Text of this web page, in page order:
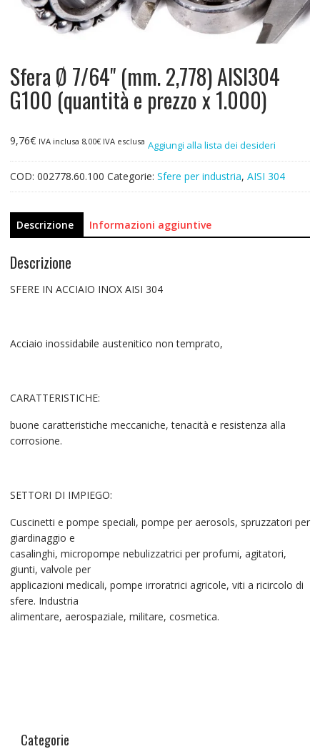
Sfera Ø 7/64" (mm. 2,778) AISI304
G100 (quantità e prezzo x 1.000)
9,76€ IVA inclusa 8,00€IVA esclusa Aggiungi alla lista dei desideri
COD: 002778.60.100 Categorie: Sfere per industria, AISI 304
Descrizione Informazioni aggiuntive
Descrizione
SFERE IN ACCIAIO INOX AISI 304
Acciaio inossidabile austenitico non temprato,
CARATTERISTICHE:
buone caratteristiche meccaniche, tenacità e resistenza alla
corrosione.
SETTORI DI IMPIEGO:
Cuscinetti e pompe speciali, pompe per aerosols, spruzzatori per
giardinaggio e
casalinghi, micropompe nebulizzatrici per profumi, agitatori,
giunti, valvole per
applicazioni medicali, pompe irroratrici agricole, viti a ricircolo di
sfere. Industria
alimentare, aerospaziale, militare, cosmetica.
Categorie